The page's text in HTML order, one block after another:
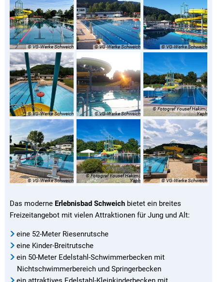
© VG-Werke Schweich © VG-Werke Schweich © VG-Werke Schweich
© VG-Werke Schweich © VG-Werke Schweich
© Fotograf Yousef Hakimi,
Yaph
© VG-Werke Schweich
© Fotograf Yousef Hakimi,
Yaph
© VG-Werke Schweich
Das moderne Erlebnisbad Schweich bietet ein breites
Freizeitangebot mit vielen Attraktionen für Jung und Alt:
eine 52-Meter Riesenrutsche
eine Kinder-Breitrutsche
ein 50-Meter Edelstahl-Schwimmerbecken mit
Nichtschwimmerbereich und Springerbecken